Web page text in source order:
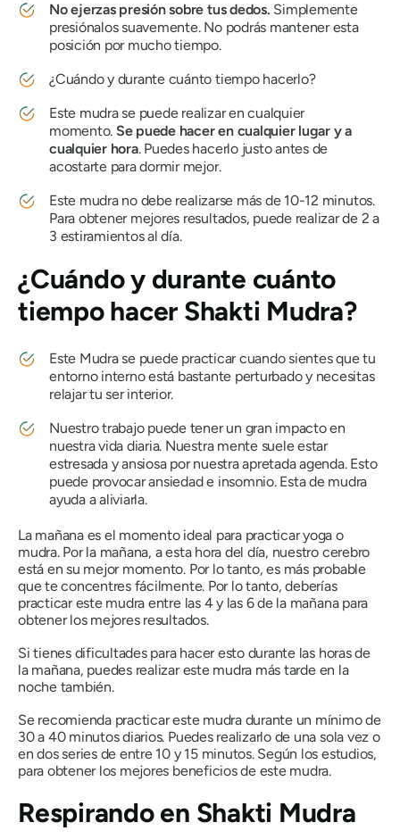
No ejerzas presión sobre tus dedos. Simplemente
presiónalos suavemente. No podrás mantener esta
posición por mucho tiempo.
¿Cuándo y durante cuánto tiempo hacerlo?
Este mudrase puede realizar en cualquier
momento. Se puede hacer en cualquier lugar y a
cualquier hora. Puedes hacerlo justo antes de
acostarte para dormir mejor.
Este mudrano debe realizarse más de 10-12 minutos.
Para obtener mejores resultados, puede realizar de 2 a
3 estiramientos al día.
¿Cuándo y durante cuánto
tiempo hacer Shakti Mudra?
Este Mudrase puede practicar cuando sientes que tu
entorno interno está bastante perturbado y necesitas
relajar tu ser interior.
Nuestro trabajo puede tener un gran impacto en
nuestra vida diaria. Nuestra mente suele estar
estresada y ansiosa por nuestra apretada agenda. Esto
puede provocar ansiedad e insomnio. Estade mudra
ayuda a aliviarla.
La mañana es el momento ideal para practicaryoga o
mudra. Por la mañana, a esta hora del día, nuestro cerebro
está en su mejor momento. Por lo tanto, es más probable
que te concentres fácilmente. Por lo tanto, deberías
practicar este mudra entre las 4 y las 6 de la mañana para
obtener los mejores resultados.
Si tienes dificultades para hacer esto durante las horas de
la mañana, puedes realizar este mudra más tarde en la
noche también.
Se recomienda practicar este mudradurante un mínimo de
30 a 40 minutos diarios. Puedes realizarlo de una sola vez o
en dos series de entre 10 y 15 minutos. Según los estudios,
para obtener los mejores beneficios de este mudra.
Respirando en Shakti Mudra